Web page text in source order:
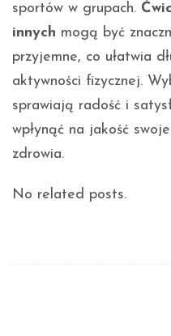
sportów w grupach.
innych mogą być
przyjemne, co ułatwia
aktywności fizycznej.
sprawiają radość i
wpłynąć na jakość
zdrowia.
No related posts.